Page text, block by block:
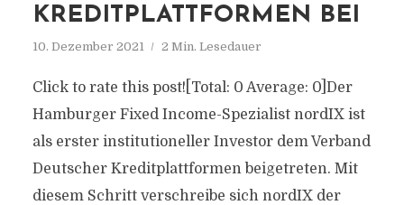
KREDITPLATTFORMEN BEI
10. Dezember 2021 2 Min. Lesedauer
Click to rate this post![Total: 0 Average: 0]Der
Hamburger Fixed Income-Spezialist nordIX ist
als erster institutioneller Investor dem Verband
Deutscher Kreditplattformen beigetreten. Mit
diesem Schritt verschreibe sich nordIX der